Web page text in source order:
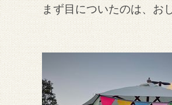
まず目についたのは、お